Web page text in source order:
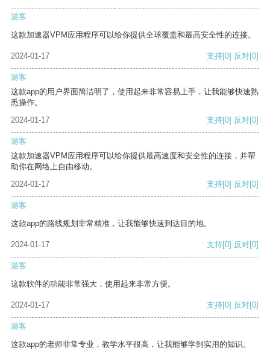
游客
这款加速器VPM应用程序可以给你提供全球覆盖和最高安全性的连接。
2024-01-17 支持[0] 反对[0]
游客
这款app的用户界面简洁明了，使用起来非常容易上手，让我能够快速熟
悉操作。
2024-01-17
支持[0] 反对[0]
游客
这款加速器VPM应用程序可以给你提供最高速度和安全性的连接，并帮
助你在网络上自由移动。
2024-01-17
支持[0] 反对[0]
游客
这款app的路线规划非常精准，让我能够快速到达目的地。
2024-01-17 支持[0] 反对[0]
游客
这款软件的功能非常强大，使用起来非常方便。
2024-01-17 支持[0] 反对[0]
游客
这款app的老师非常专业，教学水平很高，让我能够学到实用的知识。